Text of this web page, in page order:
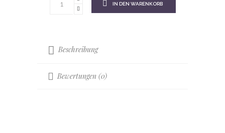
IN DEN WARENKORB
Beschreibung
Bewertungen (0)